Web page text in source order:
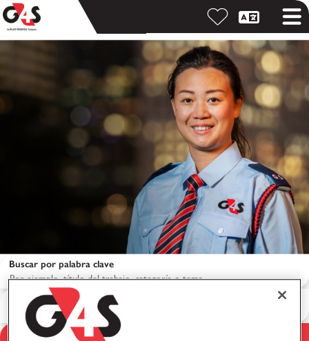
Buscar por palabra clave
Buscar por ubicación